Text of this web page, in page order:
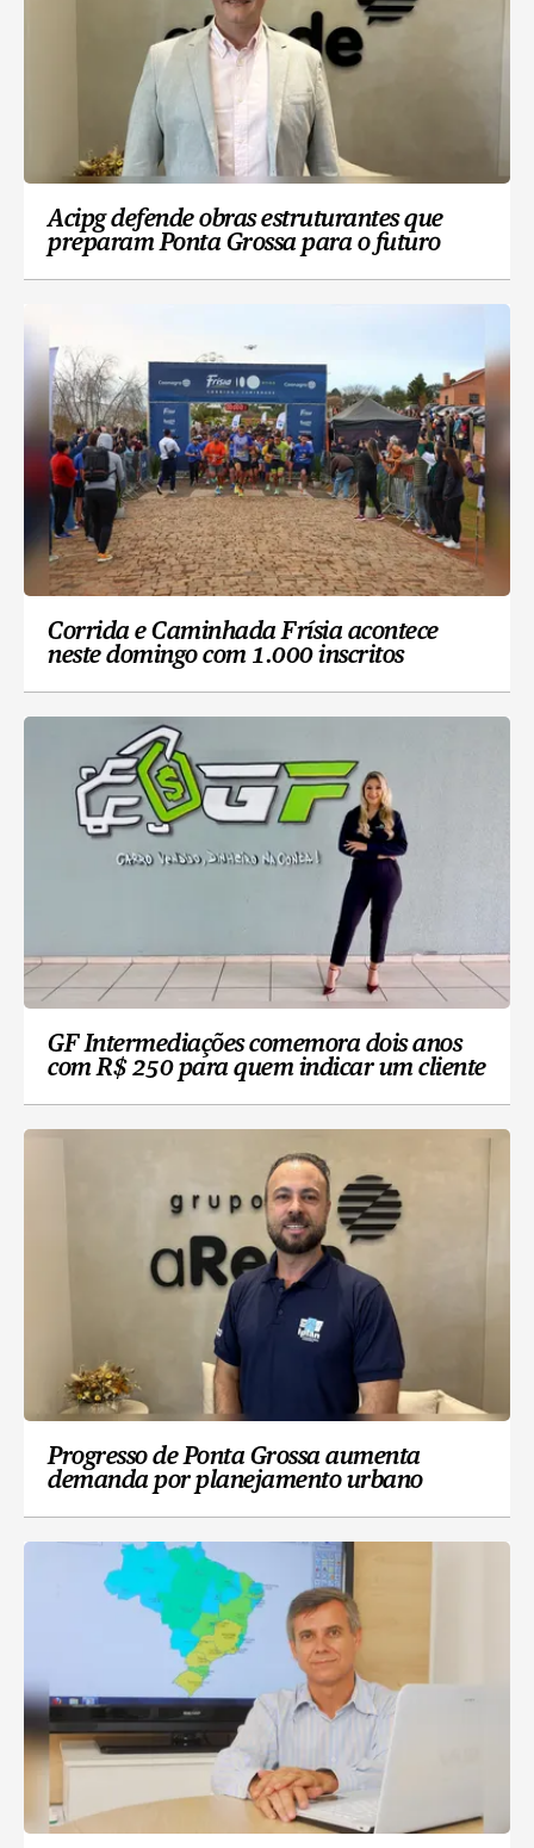
Acipg defende obras estruturantes que
preparam Ponta Grossa para o futuro
Corrida e Caminhada Frísia acontece
neste domingo com 1.000 inscritos
GF Intermediações comemora dois anos
com R$ 250 para quem indicar um cliente
Progresso de Ponta Grossa aumenta
demanda por planejamento urbano